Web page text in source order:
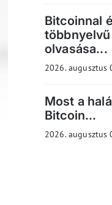
Bitcoinnal
többnyelvű
olvasása...
2026. augusztus
Most a
Bitcoin...
2026. augusztus